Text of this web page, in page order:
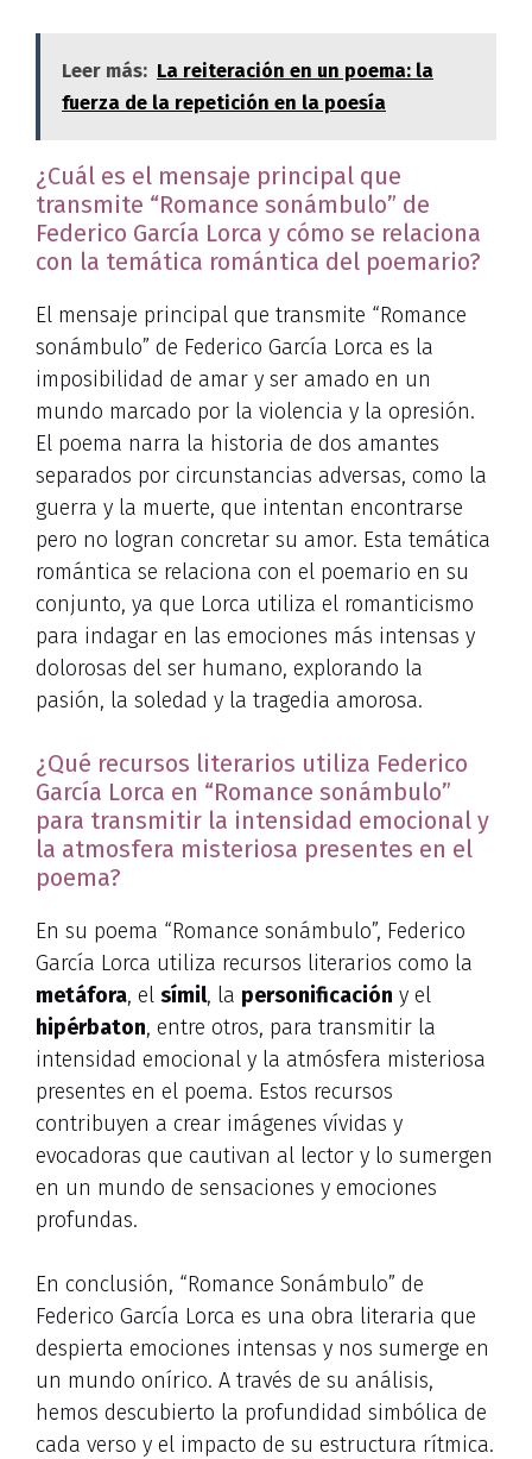
Leer más: La reiteración en un poema: la
fuerza de la repetición en la poesía
¿Cuál es el mensaje principal que
transmite “Romance sonámbulo” de
Federico García Lorca y cómo se relaciona
con la temática romántica del poemario?
El mensaje principal que transmite “Romance
sonámbulo” de Federico García Lorca es la
imposibilidad de amar y ser amado en un
mundo marcado por la violencia y la opresión.
El poema narra la historia de dos amantes
separados por circunstancias adversas, como la
guerra y la muerte, que intentan encontrarse
pero no logran concretar su amor. Esta temática
romántica se relaciona con el poemario en su
conjunto, ya que Lorca utiliza el romanticismo
para indagar en las emociones más intensas y
dolorosas del ser humano, explorando la
pasión, la soledad y la tragedia amorosa.
¿Qué recursos literarios utiliza Federico
García Lorca en “Romance sonámbulo”
para transmitir la intensidad emocional y
la atmosfera misteriosa presentes en el
poema?
En su poema “Romance sonámbulo”, Federico
García Lorca utiliza recursos literarios como la
metáfora, el símil, la personificación y el
hipérbaton, entre otros, para transmitir la
intensidad emocional y la atmósfera misteriosa
presentes en el poema. Estos recursos
contribuyen a crear imágenes vívidas y
evocadoras que cautivan al lector y lo sumergen
en un mundo de sensaciones y emociones
profundas.
En conclusión, “Romance Sonámbulo” de
Federico García Lorca es una obra literaria que
despierta emociones intensas y nos sumerge en
un mundo onírico. A través de su análisis,
hemos descubierto la profundidad simbólica de
cada verso y el impacto de su estructura rítmica.